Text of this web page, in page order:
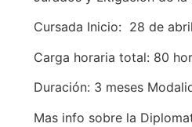
Cursada Inicio: 28 de
Carga horaria total: 80
Duración: 3 meses
Mas info sobre la